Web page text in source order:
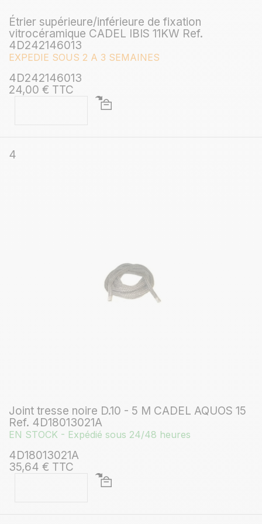
Étrier supérieure/inférieure de fixation
vitrocéramique CADEL IBIS 11KW Ref.
4D242146013
EXPEDIE SOUS 2 A 3 SEMAINES
4D242146013
24,00 € TTC
4
Joint tresse noire D.10 - 5 M CADEL AQUOS 15
Ref. 4D18013021A
EN STOCK - Expédié sous 24/48 heures
4D18013021A
35,64 € TTC